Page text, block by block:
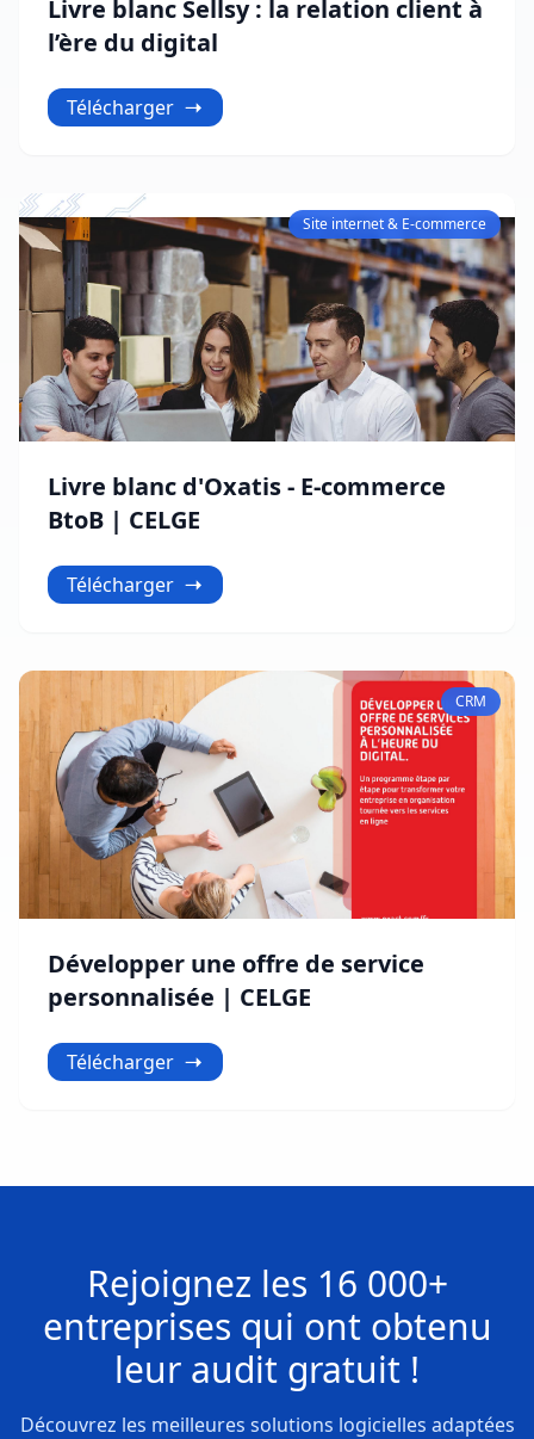
Livre blanc Sellsy : la relation client à
l’ère du digital
Télécharger
Site internet & E-commerce
Livre blanc d'Oxatis - E-commerce
BtoB | CELGE
Télécharger
CRM
Développer une offre de service
personnalisée | CELGE
Télécharger
Rejoignez les 16 000+
entreprises qui ont obtenu
leur audit gratuit !
Découvrez les meilleures solutions logicielles adaptées